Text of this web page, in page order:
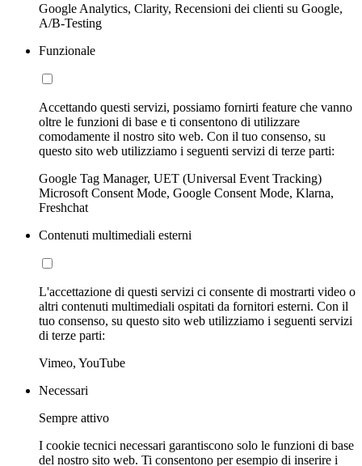
Google Analytics, Clarity, Recensioni dei clienti su Google,
A/B-Testing
Funzionale
Accettando questi servizi, possiamo fornirti feature che vanno
oltre le funzioni di base e ti consentono di utilizzare
comodamente il nostro sito web. Con il tuo consenso, su
questo sito web utilizziamo i seguenti servizi di terze parti:
Google Tag Manager, UET (Universal Event Tracking)
Microsoft Consent Mode, Google Consent Mode, Klarna,
Freshchat
Contenuti multimediali esterni
L'accettazione di questi servizi ci consente di mostrarti video o
altri contenuti multimediali ospitati da fornitori esterni. Con il
tuo consenso, su questo sito web utilizziamo i seguenti servizi
di terze parti:
Vimeo, YouTube
Necessari
Sempre attivo
I cookie tecnici necessari garantiscono solo le funzioni di base
del nostro sito web. Ti consentono per esempio di inserire i